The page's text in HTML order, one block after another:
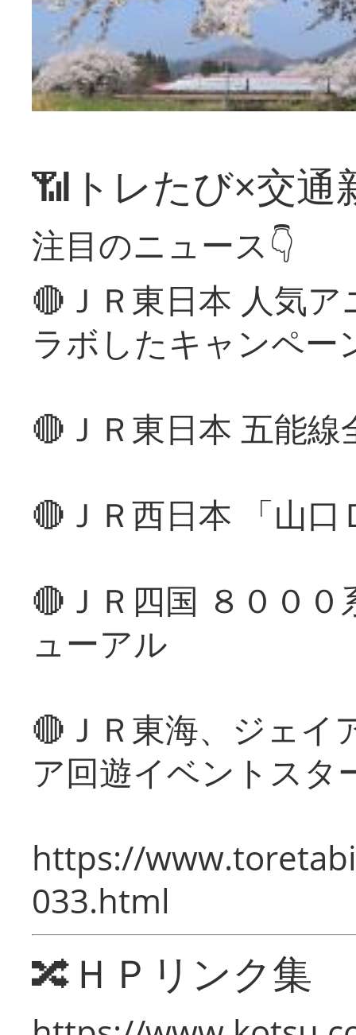
📶トレたび×交通
注目のニュース👇
🔴ＪＲ東日本 人気
ラボしたキャンペー
🔴ＪＲ東日本 五能
🔴ＪＲ西日本 「山
🔴ＪＲ四国 ８００
ューアル
🔴ＪＲ東海、ジェイ
ア回遊イベントスタ
https://
033.html
🔀ＨＰリンク集